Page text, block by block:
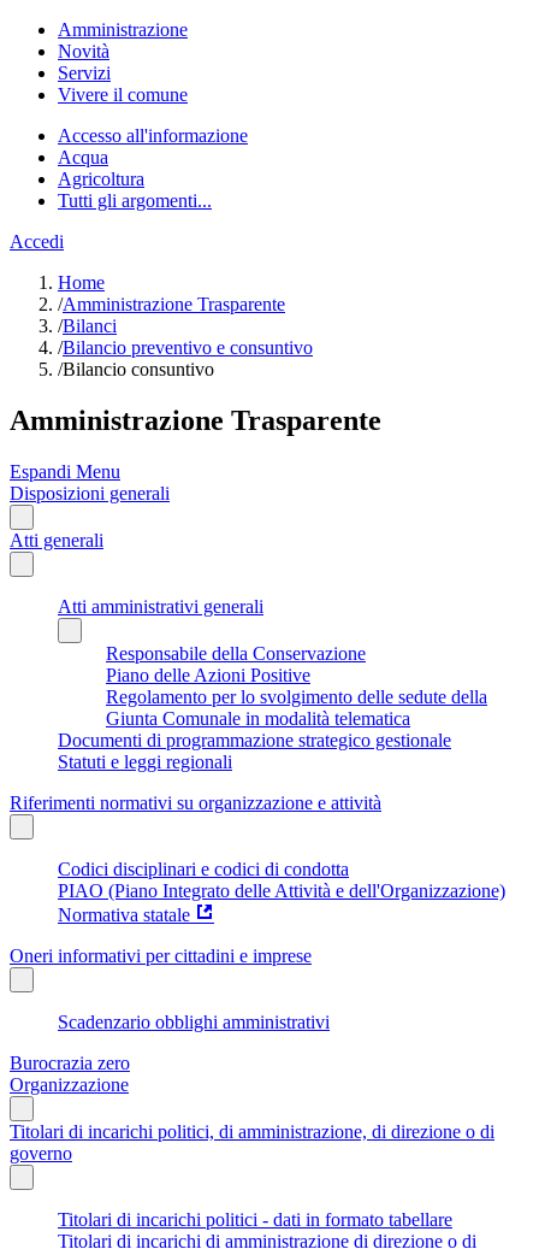
Amministrazione
Novità
Servizi
Vivere il comune
Accesso all'informazione
Acqua
Agricoltura
Tutti gli argomenti...
Accedi
Home
/Amministrazione Trasparente
/Bilanci
/Bilancio preventivo e consuntivo
/Bilancio consuntivo
Amministrazione Trasparente
Espandi Menu
Disposizioni generali
Atti generali
Atti amministrativi generali
Responsabile della Conservazione
Piano delle Azioni Positive
Regolamento per lo svolgimento delle sedute della
Giunta Comunale in modalità telematica
Documenti di programmazione strategico gestionale
Statuti e leggi regionali
Riferimenti normativi su organizzazione e attività
Codici disciplinari e codici di condotta
PIAO (Piano Integrato delle Attività e dell'Organizzazione)
Normativa statale
Oneri informativi per cittadini e imprese
Scadenzario obblighi amministrativi
Burocrazia zero
Organizzazione
Titolari di incarichi politici, di amministrazione, di direzione o di
governo
Titolari di incarichi politici - dati in formato tabellare
Titolari di incarichi di amministrazione di direzione o di